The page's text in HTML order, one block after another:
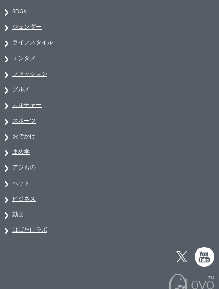
SDGs
ジェンダー
ライフスタイル
エンタメ
ファッション
グルメ
カルチャー
スポーツ
おでかけ
まめ学
デジもの
ペット
ビジネス
動画
はばたけラボ